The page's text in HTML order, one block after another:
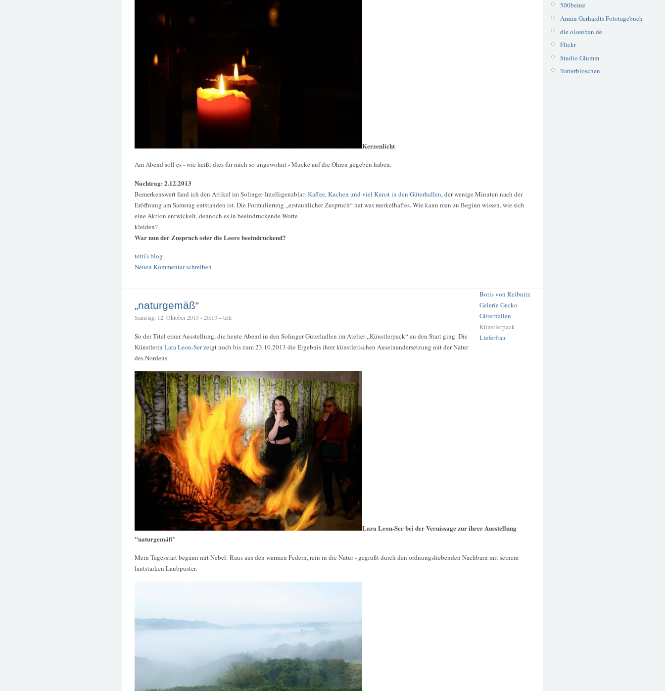
Kerzenlicht
Am Abend soll es - wie heißt dies für mich so ungewohnt - Mucke auf die Ohren gegeben haben.
Nachtrag: 2.12.2013
Bemerkenswert fand ich den Artikel im Solinger IntelligenzblattKaffee, Kuchen und viel Kunst in den Güterhallen, der wenige Minuten nach der
Eröffnung am Samstag entstanden ist. Die Formulierung „erstaunlicher Zuspruch“ hat was merkelhaftes. Wie kann man zu Beginn wissen, wie sich
eine Aktion entwickelt, dennoch es in beeindruckende Worte
kleiden?
War nun der Zuspruch oder die Leere beeindruckend?
tetti's blog
Neuen Kommentar schreiben
Boris von Reibnitz
Galerie Gecko
Güterhallen
Künstlerpack
Lieferfrau
„naturgemäß“
Samstag, 12. Oktober 2013 - 20:13 – tetti
So der Titel einer Ausstellung, die heute Abend in den Solinger Güterhallen im Atelier „Künstlerpack“ an den Start ging. Die
Künstlerin Lara Leon-Serzeigt noch bis zum 23.10.2013 die Ergebnis ihrer künstlerischen Auseinandersetzung mit der Natur
des Nordens.
Lara Leon-Ser bei der Vernissage zur ihrer Ausstellung
"naturgemäß"
Mein Tagesstart begann mit Nebel: Raus aus den warmen Federn, rein in die Natur - gegrüßt durch den ordnungsliebenden Nachbarn mit seinem
lautstarken Laubpuster.
500beine
Armin Gerhardts Fototagebuch
die olsenban.de
Flickr
Studio Glumm
Totterbloschen